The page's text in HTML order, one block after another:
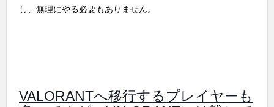
し、無理にやる必要もありません。
VALORANTへ移行するプレイヤーも